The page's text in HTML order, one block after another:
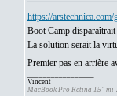
https://
Boot Camp
La solution serait la
Premier pas en arrière
Vincent
MacBook Pro Retina 15" mi-